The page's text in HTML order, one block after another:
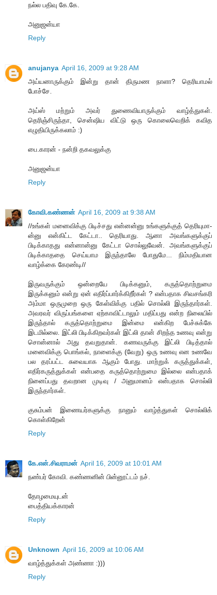
நல்ல பதிவு கே.கே.
அனுஜன்யா
Reply
anujanya April 16, 2009 at 9:28 AM
அய்யனாருக்கும் இன்று தான் திருமண நாளா? தெரியாமல்
போச்சே.
அய்ஸ் மற்றும் அவர் துணைவியாருக்கும் வாழ்த்துகள்.
தெரிஞ்சிருந்தா, சென்ஷிய விட்டு ஒரு கொலைவெறிக் கவித
எழுதியிருக்கலாம் :)
பை.காரன் - நன்றி தகவலுக்கு
அனுஜன்யா
Reply
கோவி.கண்ணன் April 16, 2009 at 9:38 AM
//உங்கள் மனைவிக்கு பிடிச்சது என்னன்னு உங்களுக்குத் தெரியுமா-
ன்னு என்கிட்ட கேட்டா.. தெரியாது. ஆனா அவங்களுக்குப்
பிடிக்காதது என்னான்னு கேட்டா சொல்லுவேன். அவங்களுக்குப்
பிடிக்காததை செய்யாம இருந்தாலே போதுமே... நிம்மதியான
வாழ்க்கை கேரண்டி//
இருவருக்கும் ஒன்றையே பிடிக்கனும், கருத்தொற்றுமை
இருக்கனும் என்று ஏன் எதிர்ப்பார்க்கிறீர்கள் ? என்பதாக சிவசங்கரி
அம்மா ஒருமுறை ஒரு கேள்விக்கு பதில் சொல்லி இருந்தார்கள்.
அவரவர் விருப்பங்களை ஏற்காவிட்டாலும் மதிப்பது என்ற நிலையில்
இருந்தால் கருத்தொற்றுமை இன்மை என்கிற பேச்சுக்கே
இடமில்லை. இட்லி பிடிக்கிறவர்கள் இட்லி தான் சிறந்த உணவு என்று
சொன்னால் அது தவறுதான். கணவருக்கு இட்லி பிடித்தால்
மனைவிக்கு பொங்கல், நாளைக்கு (வேறு) ஒரு உணவு என உணவே
பல தரப்பட்ட சுவையாக ஆகும் போது. மாற்றுக் கருத்துக்கள்,
எதிர்கருத்துக்கள் என்பதை கருத்தொற்றுமை இல்லை என்பதாக்
நினைப்பது தவறான முடிவு / அனுமானம் என்பதாக சொல்லி
இருந்தார்கள்.
குசும்பன் இணையர்களுக்கு நானும் வாழ்த்துகள் சொல்லிக்
கொள்கிறேன்
Reply
கே.என்.சிவராமன் April 16, 2009 at 10:01 AM
நண்பர் கோவி. கண்ணனின் பின்னூட்டம் நச்.
தோழமையுடன்
பைத்தியக்காரன்
Reply
Unknown April 16, 2009 at 10:06 AM
வாழ்த்துக்கள் அண்ணா :)))
Reply